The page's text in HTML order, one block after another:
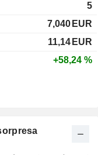
5
7,040 EUR
11,14 EUR
+58,24 %